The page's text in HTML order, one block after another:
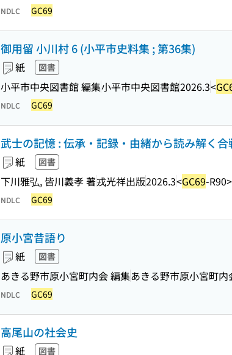
NDLC GC69
御用留 小川村 6 (小平市史料集 ; 第36集)
紙 図書
小平市中央図書館 編集小平市中央図書館2026.3<
NDLC GC69
武士の記憶 : 伝承・記録・由緒から読み解く合
紙 図書
下川雅弘, 皆川義孝 著戎光祥出版2026.3<GC69-R90>
NDLC GC69
原小宮昔語り
紙 図書
あきる野市原小宮町内会 編集あきる野市原小宮町内
NDLC GC69
高尾山の社会史
紙 図書